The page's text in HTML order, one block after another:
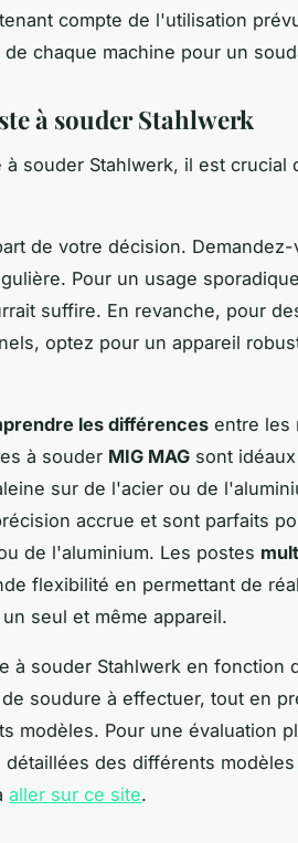
compte de l'utilisation
chaque machine pour un
à souder Stahlwerk
souder Stahlwerk, il est crucial
de votre décision. Demandez-
Pour un usage
suffire. En revanche, pour
optez pour un appareil
les différences entre les
à souder MIG MAG sont
sur de l'acier ou de
accrue et sont parfaits
de l'aluminium. Les postes
flexibilité en permettant de
seul et même appareil.
à souder Stahlwerk en fonction
soudure à effectuer, tout en
modèles. Pour une évaluation
des différents
aller sur ce site.